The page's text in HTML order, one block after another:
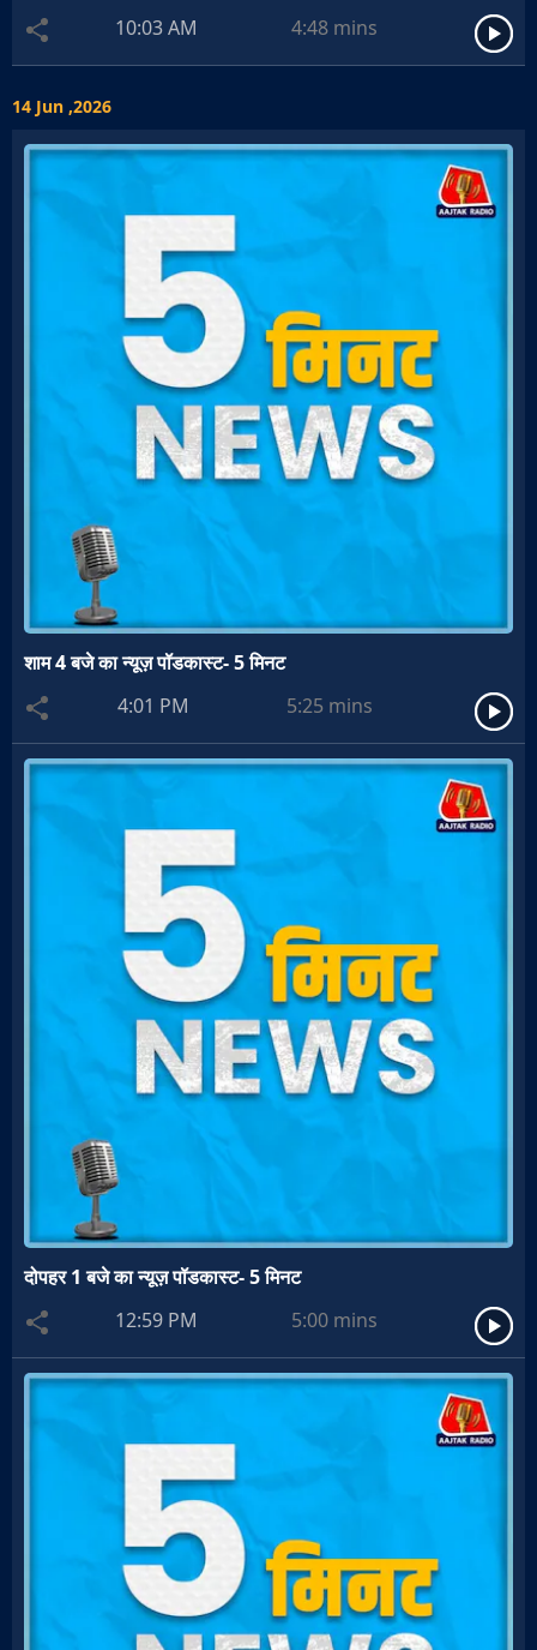
10:03 AM
4:48 mins
14 Jun ,2026
शाम 4 बजे का न्यूज़ पॉडकास्ट- 5 मिनट
4:01 PM
5:25 mins
दोपहर 1 बजे का न्यूज़ पॉडकास्ट- 5 मिनट
12:59 PM
5:00 mins